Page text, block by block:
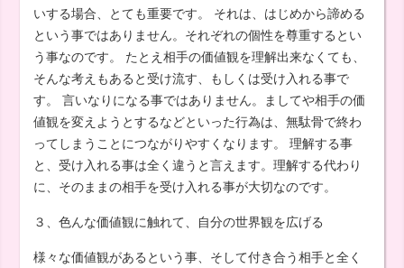
いする場合、とても重要です。 それは、はじめから諦める
という事ではありません。それぞれの個性を尊重するとい
う事なのです。 たとえ相手の価値観を理解出来なくても、
そんな考えもあると受け流す、もしくは受け入れる事で
す。 言いなりになる事ではありません。ましてや相手の価
値観を変えようとするなどといった行為は、無駄骨で終わ
ってしまうことにつながりやすくなります。 理解する事
と、受け入れる事は全く違うと言えます。理解する代わり
に、そのままの相手を受け入れる事が大切なのです。
３、色んな価値観に触れて、自分の世界観を広げる
様々な価値観があるという事、そして付き合う相手と全く